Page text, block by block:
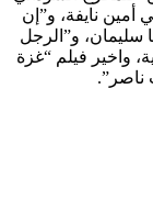
أمين نايفة، و”إن
سليمان، و”الرجل
واخير فيلم “غزة
ناصر”.